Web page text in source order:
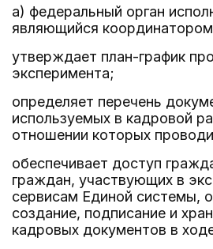
а) федеральный орган
являющийся
утверждает план-график
эксперимента;
определяет перечень
используемых в кадровой
отношении которых
обеспечивает доступ
граждан, участвующих в
сервисам Единой системы,
создание, подписание и
кадровых документов в